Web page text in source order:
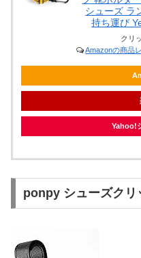
シューズ ラ
持ち運び
クリ
Amazonの商品
Yahoo!
ponpy シューズクリ